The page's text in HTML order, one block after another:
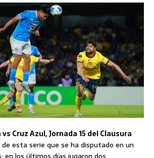
Cruz Azul, Jornada 15 del Clausura
esta serie que se ha disputado en un